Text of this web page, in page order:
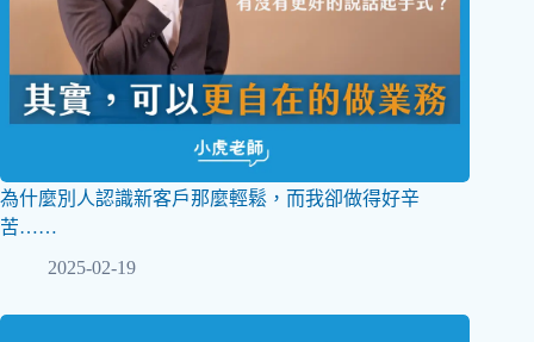
為什麼別人認識新客戶那麼輕鬆，而我卻做得好辛
苦……
2025-02-19